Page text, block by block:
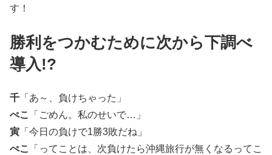
す！
勝利をつかむために次から下調べ
導入!?
千 「あ～、負けちゃった」
ぺこ
「ごめん。私のせいで…」
寅 「今日の負けで1勝3敗だね」
ぺこ
「ってことは、次負けたら沖縄旅行が無くなるってこ